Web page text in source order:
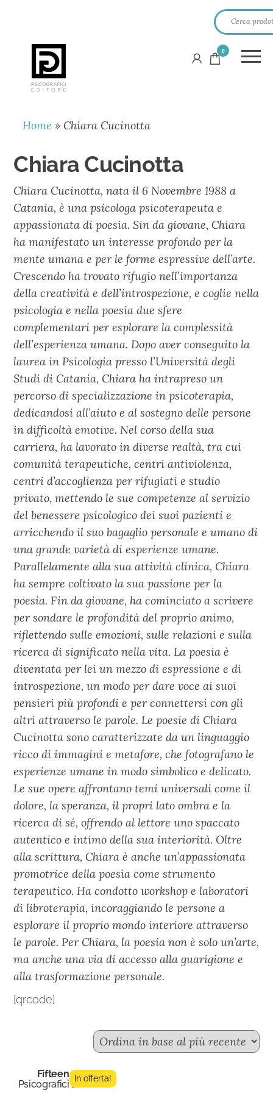
PSICOGRAFICI
EDITORE
0
Home » Chiara Cucinotta
Chiara Cucinotta
Chiara Cucinotta, nata il 6 Novembre 1988 a
Catania, è una psicologa psicoterapeuta e
appassionata di poesia. Sin da giovane, Chiara
ha manifestato un interesse profondo per la
mente umana e per le forme espressive dell’arte.
Crescendo ha trovato rifugio nell’importanza
della creatività e dell’introspezione, e coglie nella
psicologia e nella poesia due sfere
complementari per esplorare la complessità
dell’esperienza umana. Dopo aver conseguito la
laurea in Psicologia presso l’Università degli
Studi di Catania, Chiara ha intrapreso un
percorso di specializzazione in psicoterapia,
dedicandosi all’aiuto e al sostegno delle persone
in difficoltà emotive. Nel corso della sua
carriera, ha lavorato in diverse realtà, tra cui
comunità terapeutiche, centri antiviolenza,
centri d’accoglienza per rifugiati e studio
privato, mettendo le sue competenze al servizio
del benessere psicologico dei suoi pazienti e
arricchendo il suo bagaglio personale e umano di
una grande varietà di esperienze umane.
Parallelamente alla sua attività clinica, Chiara
ha sempre coltivato la sua passione per la
poesia. Fin da giovane, ha cominciato a scrivere
per sondare le profondità del proprio animo,
riflettendo sulle emozioni, sulle relazioni e sulla
ricerca di significato nella vita. La poesia è
diventata per lei un mezzo di espressione e di
introspezione, un modo per dare voce ai suoi
pensieri più profondi e per connettersi con gli
altri attraverso le parole. Le poesie di Chiara
Cucinotta sono caratterizzate da un linguaggio
ricco di immagini e metafore, che fotografano le
esperienze umane in modo simbolico e delicato.
Le sue opere affrontano temi universali come il
dolore, la speranza, il propri lato ombra e la
ricerca di sé, offrendo al lettore uno spaccato
autentico e intimo della sua interiorità. Oltre
alla scrittura, Chiara è anche un’appassionata
promotrice della poesia come strumento
terapeutico. Ha condotto workshop e laboratori
di libroterapia, incoraggiando le persone a
esplorare il proprio mondo interiore attraverso
le parole. Per Chiara, la poesia non è solo un’arte,
ma anche una via di accesso alla guarigione e
alla trasformazione personale.
[qrcode]
Fifteen n.5
Psicografici Editore
In offerta!